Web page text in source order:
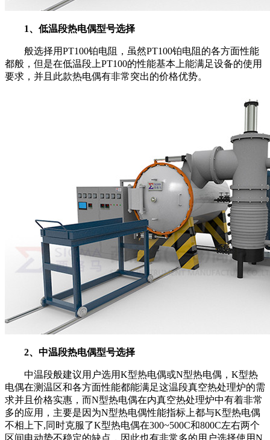
1、低温段热电偶型号选择
般选择用PT100铂电阻，虽然PT100铂电阻的各方面性能
都般，但是在低温段上PT100的性能基本上能满足设备的使用
要求，并且此款热电偶有非常突出的价格优势。
2、中温段热电偶型号选择
中温段般建议用户选用K型热电偶或N型热电偶， K型热
电偶在测温区和各方面性能都能满足这温段真空热处理炉的需
求并且价格实惠，而N型热电偶在内真空热处理炉中有着非常
多的应用，主要是因为N型热电偶性能指标上都与K型热电偶
不相上下,同时克服了K型热电偶在300~500C和800C左右两个